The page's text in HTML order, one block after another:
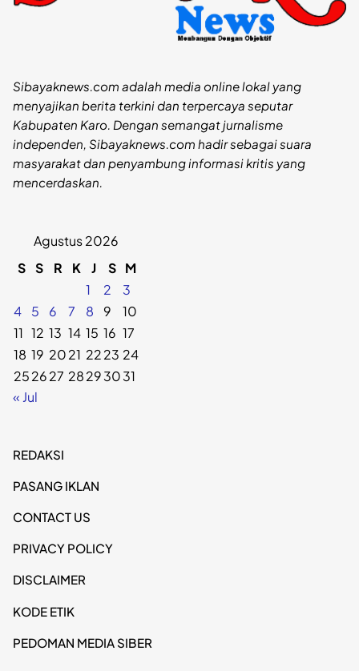
Sibayaknews.com adalah media online lokal yang
menyajikan berita terkini dan terpercaya seputar
Kabupaten Karo. Dengan semangat jurnalisme
independen, Sibayaknews.com hadir sebagai suara
masyarakat dan penyambung informasi kritis yang
mencerdaskan.
Agustus 2026
S S R K J S M
1
2
3
4
5 6 7 8 9
10
11 12 13 14 15 16 17
18 19 2021 2223 24
252627 28293031
« Jul
REDAKSI
PASANG IKLAN
CONTACT US
PRIVACY POLICY
DISCLAIMER
KODE ETIK
PEDOMAN MEDIA SIBER